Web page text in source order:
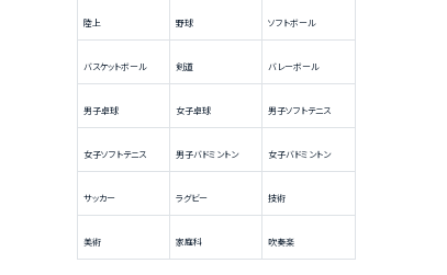
陸上 野球 ソフトボール
バスケットボール 剣道 バレーボール
男子卓球 女子卓球 男子ソフトテニス
女子ソフトテニス 男子バドミントン 女子バドミントン
サッカー ラグビー 技術
美術 家庭科 吹奏楽